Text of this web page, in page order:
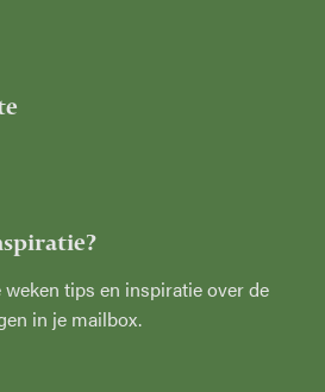
tips en inspiratie over de
in je mailbox.